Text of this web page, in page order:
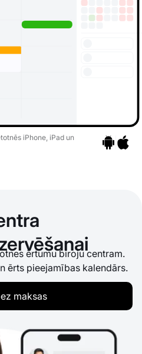
iPhone, iPad un
ērtumu biroju centram.
ērts pieejamības kalendārs.
maksas